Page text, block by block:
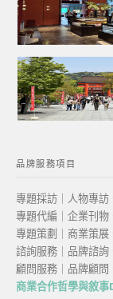
品牌服務項目
專題採訪｜人物專
專題代編｜企業刊
專題策劃｜商業策
諮詢服務｜品牌諮
顧問服務｜品牌顧問
商業合作哲學與敘事